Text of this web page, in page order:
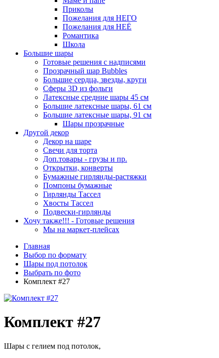
Приколы
Пожелания для НЕГО
Пожелания для НЕЁ
Романтика
Школа
Большие шары
Готовые решения с надписями
Прозрачный шар Bubbles
Большие сердца, звезды, круги
Сферы 3D из фольги
Латексные средние шары 45 см
Большие латексные шары, 61 см
Большие латексные шары, 91 см
Шары прозрачные
Другой декор
Декор на шаре
Свечи для торта
Доп.товары - грузы и пр.
Открытки, конверты
Бумажные гирлянды-растяжки
Помпоны бумажные
Гирлянды Тассел
Хвосты Тассел
Подвески-гирлянды
Хочу также!!! - Готовые решения
Мы на маркет-плейсах
Главная
Выбор по формату
Шары под потолок
Выбрать по фото
Комплект #27
Комплект #27
Шары с гелием под потолок,